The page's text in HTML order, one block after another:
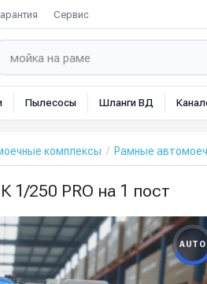
Сервис
Пылесосы Шланги ВД
комплексы Рамные
250 PRO на 1 пост
AUTO